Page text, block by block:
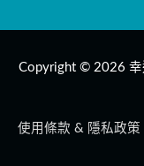
Copyright © 2026
使用條款 & 隱私政策